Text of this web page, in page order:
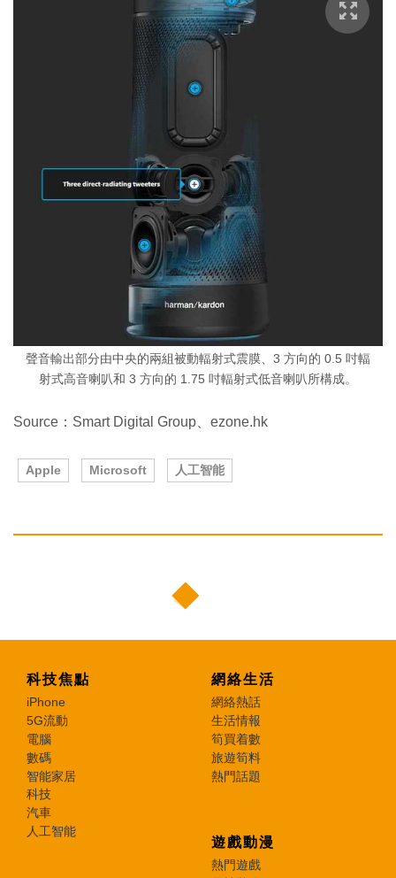
聲音輸出部分由中央的兩組被動輻射式震膜、3 方向的 0.5 吋輻
射式高音喇叭和 3 方向的 1.75 吋輻射式低音喇叭所構成。
Source：Smart Digital Group、ezone.hk
Apple Microsoft 人工智能
科技焦點
iPhone
5G流動
電腦
數碼
智能家居
科技
汽車
人工智能
網絡生活
網絡熱話
生活情報
筍買着數
旅遊筍料
熱門話題
遊戲動漫
熱門遊戲